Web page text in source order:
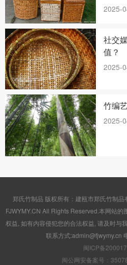
2025-
社交
值？
2025-
竹编
2025-
郑氏竹制品 版权所有：建瓯市郑氏竹制
FJWYMY.CN All Rights Reserved.本网站
权益, 如有内容侵犯您的合法权益, 请及时与
联系方式:admin@fjwymy.cn
闽ICP备
闽公网安备案号：